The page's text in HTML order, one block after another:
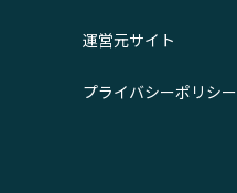
運営元サイト
プライバシーポリシー